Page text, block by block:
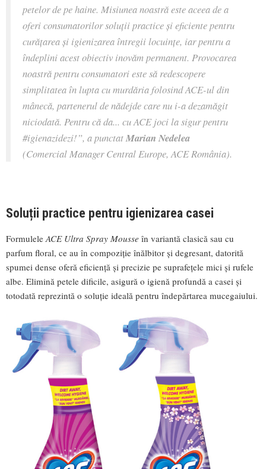
petelor de pe haine. Misiunea noastră este aceea de a
oferi consumatorilor soluții practice și eficiente pentru
curățarea și igienizarea întregii locuințe, iar pentru a
îndeplini acest obiectiv inovăm permanent. Provocarea
noastră pentru consumatori este să redescopere
simplitatea în lupta cu murdăria folosind ACE-ul din
mânecă, partenerul de nădejde care nu i-a dezamăgit
niciodată. Pentru că da... cu ACE joci la sigur pentru
#igienazidezi!”, a punctatMarian Nedelea
(Comercial Manager Central Europe, ACE România).
Soluții practice pentru igienizarea casei
Formulele ACE Ultra Spray Mousse în variantă clasică sau cu
parfum floral, ce au în compoziție înălbitor și degresant, datorită
spumei dense oferă eficiență și precizie pe suprafețele mici și rufele
albe. Elimină petele dificile, asigură o igienă profundă a casei și
totodată reprezintă o soluție ideală pentru îndepărtarea mucegaiului.